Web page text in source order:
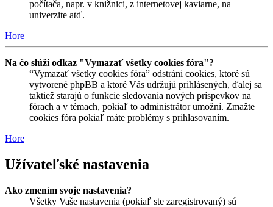
počítača, napr. v knižnici, z internetovej kaviarne, na
univerzite atď.
Hore
Na čo slúži odkaz "Vymazať všetky cookies fóra"?
“Vymazať všetky cookies fóra” odstráni cookies, ktoré sú
vytvorené phpBB a ktoré Vás udržujú prihlásených, ďalej sa
taktiež starajú o funkcie sledovania nových príspevkov na
fórach a v témach, pokiaľ to administrátor umožní. Zmažte
cookies fóra pokiaľ máte problémy s prihlasovaním.
Hore
Užívateľské nastavenia
Ako zmením svoje nastavenia?
Všetky Vaše nastavenia (pokiaľ ste zaregistrovaný) sú